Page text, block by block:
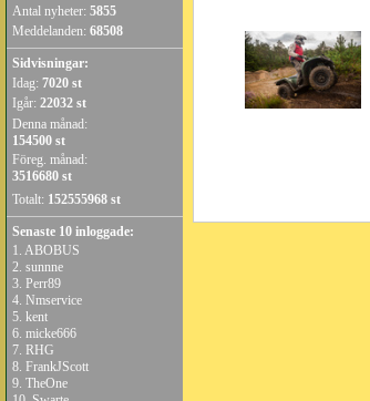
Antal nyheter: 5855
Meddelanden: 68508
Sidvisningar:
Idag: 7020 st
Igår: 22032 st
Denna månad:
154500 st
Föreg. månad:
3516680 st
Totalt: 152555968 st
Senaste 10 inloggade:
1. ABOBUS
2. sunnne
3. Perr89
4. Nmservice
5. kent
6. micke666
7. RHG
8. FrankJScott
9. TheOne